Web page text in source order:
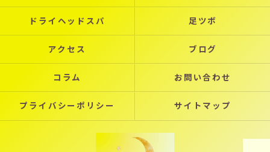
ドライヘッドスパ 足ツボ
アクセス ブログ
コラム お問い合わせ
プライバシーポリシー サイトマップ